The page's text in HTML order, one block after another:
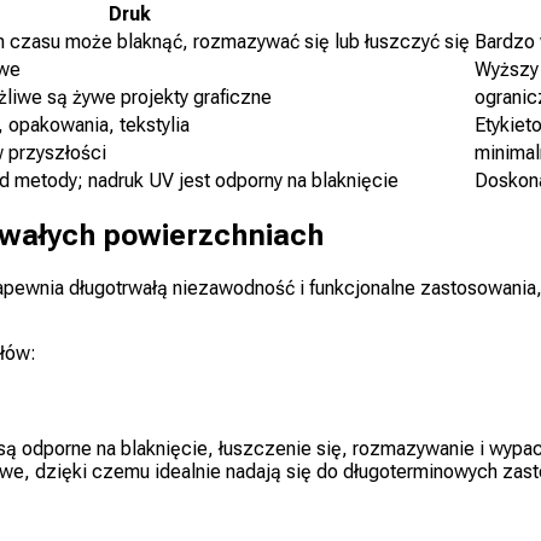
Druk
czasu może blaknąć, rozmazywać się lub łuszczyć się Bardzo
są żywe projekty graficzne
opakowania, tekstylia
przyszłości
metody; nadruk UV jest odporny na blaknięcie
powierzchniach
długotrwałą niezawodność i funkcjonalne
odporne na blaknięcie, łuszczenie się, rozmazywanie i
dzięki czemu idealnie nadają się do długoterminowych